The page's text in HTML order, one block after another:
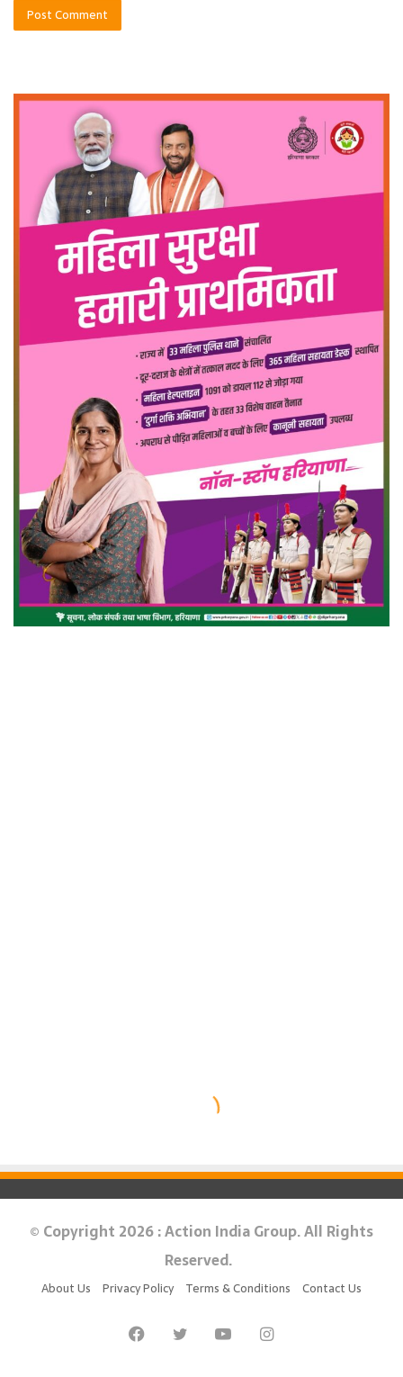
© Copyright 2026 : Action India Group. All Rights
Reserved.
About Us Privacy Policy Terms & Conditions Contact Us
FacebookTwitter YouTubeInstagram